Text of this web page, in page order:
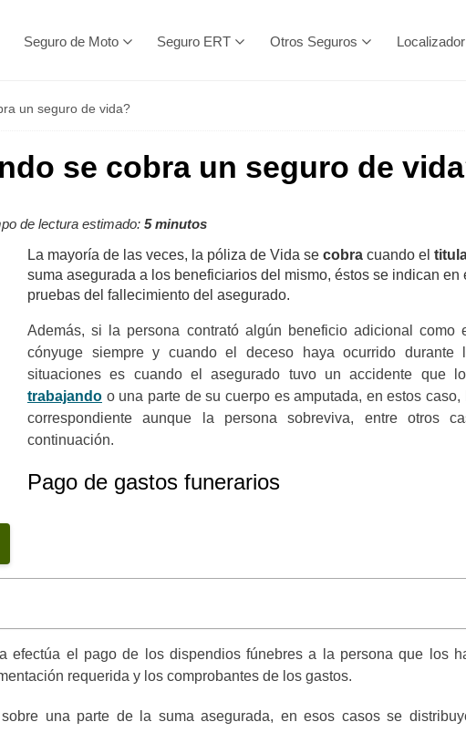
Seguro de Moto Seguro ERT Otros Seguros
un seguro de vida?
se cobra un seguro de
de lectura estimado: 5 minutos
La mayoría de las veces, la póliza de Vida se cobracuando el
suma asegurada a los beneficiarios del mismo, éstos se indican
pruebas del fallecimiento del asegurado.
Además, si la persona contrató algún beneficio adicional como
cónyuge siempre y cuando el deceso haya ocurrido
situaciones es cuando el asegurado tuvo un accidente que
trabajandoo una parte de su cuerpo es amputada, en estos
correspondiente aunque la persona sobreviva, entre otros
continuación.
Pago de gastos funerarios
efectúa el pago de los dispendios fúnebres a la persona que los
requerida y los comprobantes de los gastos.
una parte de la suma asegurada, en esos casos se